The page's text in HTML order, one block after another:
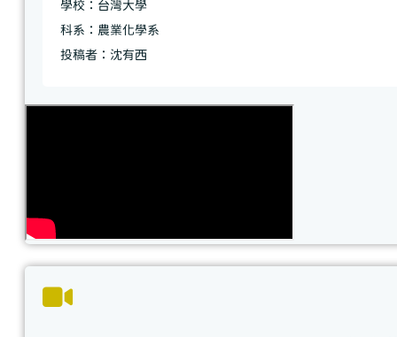
學校：台灣大學
科系：農業化學系
投稿者：沈有西